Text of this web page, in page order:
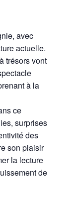
avec
actuelle.
trésors vont
à la
ce
surprises
des
son plaisir
la lecture
de